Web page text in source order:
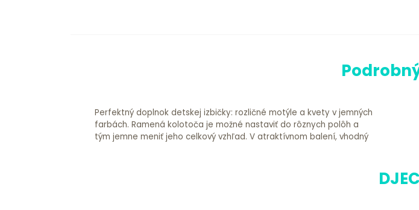
Perfektný doplnok detskej izbičky: rozličné motýle a kvety v jemných
farbách. Ramená kolotoča je možné nastaviť do rôznych polôh a
tým jemne meniť jeho celkový vzhľad. V atraktívnom balení, vhodný
ako darček. Rozmer: 70 x 40 cm Rozmer balenia: 42 x 18 x 0,3 cm